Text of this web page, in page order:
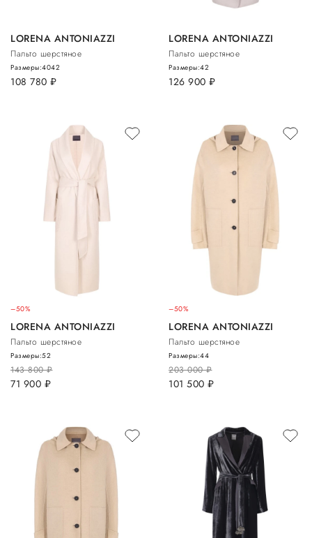
LORENA ANTONIAZZI
Пальто шерстяное
108 780 руб.
Размеры:4042
LORENA ANTONIAZZI
Пальто шерстяное
126 900 руб.
Размеры:42
–50%
LORENA ANTONIAZZI
Пальто шерстяное
143 800руб.
71 900 руб.
Размеры:52
–50%
LORENA ANTONIAZZI
Пальто шерстяное
203 000руб.
101 500 руб.
Размеры:44